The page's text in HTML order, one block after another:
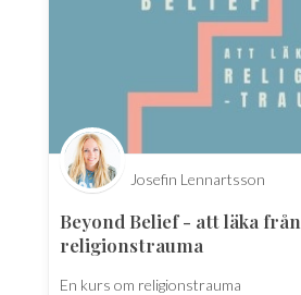
Josefin Lennartsson
Beyond Belief - att läka från
religionstrauma
En kurs om religionstrauma